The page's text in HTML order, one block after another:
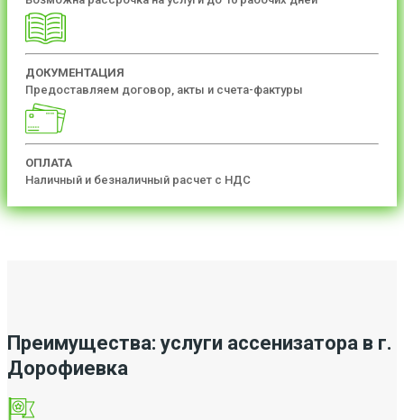
ДОКУМЕНТАЦИЯ
Предоставляем договор, акты и счета-фактуры
ОПЛАТА
Наличный и безналичный расчет с НДС
Преимущества: услуги ассенизатора в г.
Дорофиевка